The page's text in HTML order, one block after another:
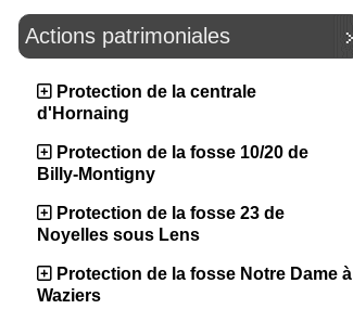
Actions patrimoniales
Protection de la centrale
d'Hornaing
Protection de la fosse 10/20 de
Billy-Montigny
Protection de la fosse 23 de
Noyelles sous Lens
Protection de la fosse Notre Dame à
Waziers